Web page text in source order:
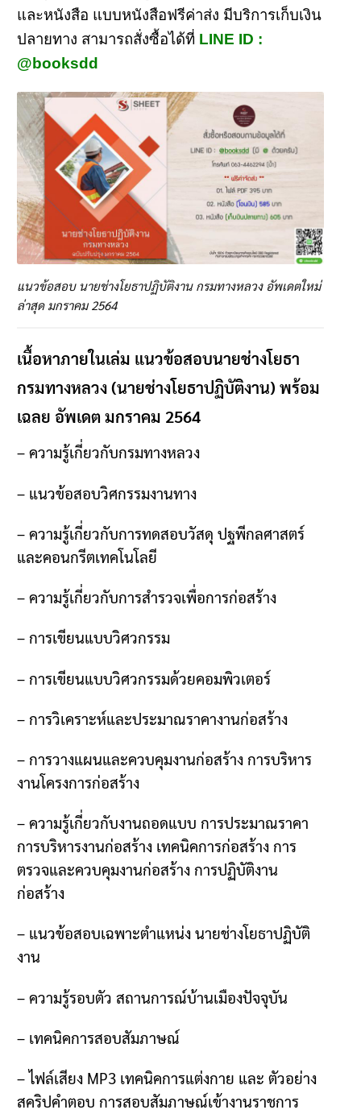
และหนังสือ แบบหนังสือฟรีค่าส่ง มีบริการเก็บเงิน
ปลายทาง สามารถสั่งซื้อได้ที่ LINE ID :
@booksdd
แนวข้อสอบ นายช่างโยธาปฏิบัติงาน กรมทางหลวง อัพเดตใหม่
ล่าสุด มกราคม 2564
เนื้อหาภายในเล่ม แนวข้อสอบนายช่างโยธา
กรมทางหลวง (นายช่างโยธาปฏิบัติงาน) พร้อม
เฉลย อัพเดต มกราคม 2564
–ความรู้เกี่ยวกับกรมทางหลวง
– แนวข้อสอบวิศกรรมงานทาง
–ความรู้เกี่ยวกับการทดสอบวัสดุ ปฐพีกลศาสตร์
และคอนกรีตเทคโนโลยี
–ความรู้เกี่ยวกับการสำรวจเพื่อการก่อสร้าง
–การเขียนแบบวิศวกรรม
–การเขียนแบบวิศวกรรมด้วยคอมพิวเตอร์
–การวิเคราะห์และประมาณราคางานก่อสร้าง
–การวางแผนและควบคุมงานก่อสร้าง การบริหาร
งานโครงการก่อสร้าง
–ความรู้เกี่ยวกับงานถอดแบบ การประมาณราคา
การบริหารงานก่อสร้าง เทคนิคการก่อสร้าง การ
ตรวจและควบคุมงานก่อสร้าง การปฏิบัติงาน
ก่อสร้าง
– แนวข้อสอบเฉพาะตำแหน่ง นายช่างโยธาปฏิบัติ
งาน
–ความรู้รอบตัว สถานการณ์บ้านเมืองปัจจุบัน
– เทคนิคการสอบสัมภาษณ์
–ไฟล์เสียง MP3 เทคนิคการแต่งกาย และ ตัวอย่าง
สคริปคำตอบ การสอบสัมภาษณ์เข้างานราชการ